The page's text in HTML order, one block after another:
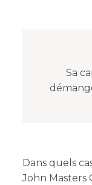
Sa
Dans quels
John Masters